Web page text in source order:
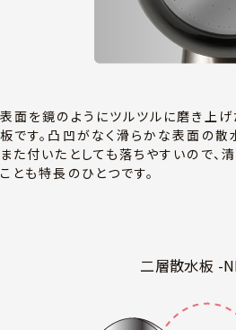
表面を鏡のようにツルツルに磨き上
板です。凸凹がなく滑らかな表面の散
また付いたとしても落ちやすいので、
ことも特長のひとつです。
二層散水板 -